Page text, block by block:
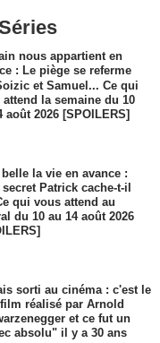
nous appartient en
: Le piège se referme
et Samuel... Ce qui
attend la semaine du 10
août 2026 [SPOILERS]
la vie en avance :
Patrick cache-t-il
qui vous attend au
du 10 au 14 août 2026
sorti au cinéma : c'est le
réalisé par Arnold
et ce fut un
absolu" il y a 30 ans